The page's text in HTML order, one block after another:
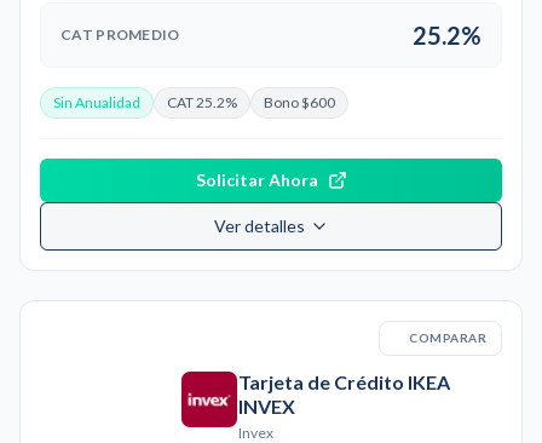
CAT PROMEDIO 25.2%
Sin Anualidad CAT 25.2% Bono $600
Solicitar Ahora
Ver detalles
COMPARAR
Tarjeta de Crédito IKEA
INVEX
Invex